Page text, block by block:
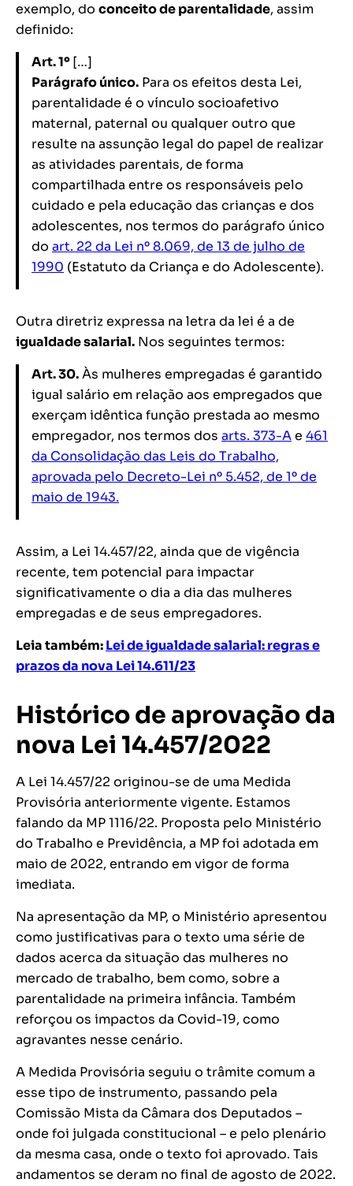
exemplo, do conceito de parentalidade, assim
definido:
Art. 1º[…]
Parágrafo único. Para os efeitos desta Lei,
parentalidade é o vínculo socioafetivo
maternal, paternal ou qualquer outro que
resulte na assunção legal do papel de realizar
as atividades parentais, de forma
compartilhada entre os responsáveis pelo
cuidado e pela educação das crianças e dos
adolescentes, nos termos do parágrafo único
do art. 22 da Lei nº 8.069, de 13 de julho de
1990 (Estatuto da Criança e do Adolescente).
Outra diretriz expressa na letra da lei é a de
igualdade salarial. Nos seguintes termos:
Art. 30.Às mulheres empregadas é garantido
igual salário em relação aos empregados que
exerçam idêntica função prestada ao mesmo
empregador, nos termos dos arts. 373-Ae 461
da Consolidação das Leis do Trabalho,
aprovada pelo Decreto-Lei nº 5.452, de 1º de
maio de 1943.
Assim, a Lei 14.457/22, ainda que de vigência
recente, tem potencial para impactar
significativamente o dia a dia das mulheres
empregadas e de seus empregadores.
Leia também:Lei de igualdade salarial: regras e
prazos da nova Lei 14.611/23
Histórico de aprovação da
nova Lei 14.457/2022
A Lei 14.457/22 originou-se de uma Medida
Provisória anteriormente vigente. Estamos
falando da MP 1116/22. Proposta pelo Ministério
do Trabalho e Previdência, a MP foi adotada em
maio de 2022, entrando em vigor de forma
imediata.
Na apresentação da MP, o Ministério apresentou
como justificativas para o texto uma série de
dados acerca da situação das mulheres no
mercado de trabalho, bem como, sobre a
parentalidade na primeira infância. Também
reforçou os impactos da Covid-19, como
agravantes nesse cenário.
A Medida Provisória seguiu o trâmite comum a
esse tipo de instrumento, passando pela
Comissão Mista da Câmara dos Deputados –
onde foi julgada constitucional – e pelo plenário
da mesma casa, onde o texto foi aprovado. Tais
andamentos se deram no final de agosto de 2022.